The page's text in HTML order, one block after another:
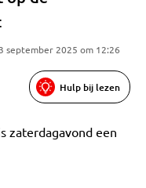
september 2025 om 12:26
Hulp bij lezen
zaterdagavond een